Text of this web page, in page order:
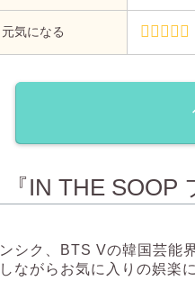
元気になる
『IN THE SOOP
シク、BTS Vの韓国芸能
ながらお気に入りの娯楽